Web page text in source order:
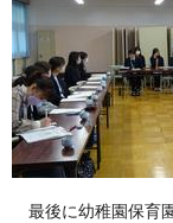
最後に幼稚園保育